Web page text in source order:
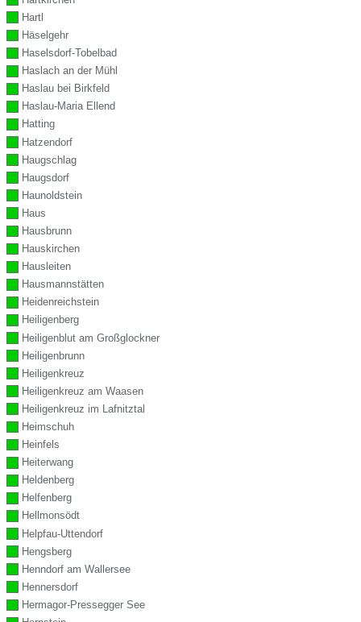
Hartl
Häselgehr
Haselsdorf-Tobelbad
Haslach an der Mühl
Haslau bei Birkfeld
Haslau-Maria Ellend
Hatting
Hatzendorf
Haugschlag
Haugsdorf
Haunoldstein
Haus
Hausbrunn
Hauskirchen
Hausleiten
Hausmannstätten
Heidenreichstein
Heiligenberg
Heiligenblut am Großglockner
Heiligenbrunn
Heiligenkreuz
Heiligenkreuz am Waasen
Heiligenkreuz im Lafnitztal
Heimschuh
Heinfels
Heiterwang
Heldenberg
Helfenberg
Hellmonsödt
Helpfau-Uttendorf
Hengsberg
Henndorf am Wallersee
Hennersdorf
Hermagor-Pressegger See